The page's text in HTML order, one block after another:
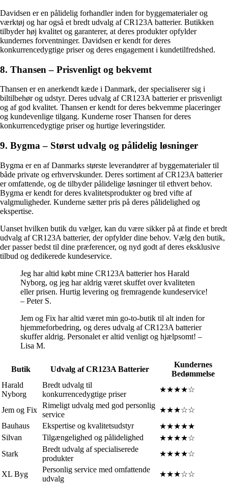
Davidsen er en pålidelig forhandler inden for byggematerialer og
værktøj og har også et bredt udvalg af CR123A batterier. Butikken
tilbyder høj kvalitet og garanterer, at deres produkter opfylder
kundernes forventninger. Davidsen er kendt for deres
konkurrencedygtige priser og deres engagement i kundetilfredshed.
8. Thansen – Prisvenligt og bekvemt
Thansen er en anerkendt kæde i Danmark, der specialiserer sig i
biltilbehør og udstyr. Deres udvalg af CR123A batterier er prisvenligt
og af god kvalitet. Thansen er kendt for deres bekvemme placeringer
og kundevenlige tilgang. Kunderne roser Thansen for deres
konkurrencedygtige priser og hurtige leveringstider.
9. Bygma – Størst udvalg og pålidelig løsninger
Bygma er en af Danmarks største leverandører af byggematerialer til
både private og erhvervskunder. Deres sortiment af CR123A batterier
er omfattende, og de tilbyder pålidelige løsninger til ethvert behov.
Bygma er kendt for deres kvalitetsprodukter og bred vifte af
valgmuligheder. Kunderne sætter pris på deres pålidelighed og
ekspertise.
Uanset hvilken butik du vælger, kan du være sikker på at finde et bredt
udvalg af CR123A batterier, der opfylder dine behov. Vælg den butik,
der passer bedst til dine præferencer, og nyd godt af deres eksklusive
tilbud og dedikerede kundeservice.
Jeg har altid købt mine CR123A batterier hos Harald
Nyborg, og jeg har aldrig været skuffet over kvaliteten
eller prisen. Hurtig levering og fremragende kundeservice!
– Peter S.
Jem og Fix har altid været min go-to-butik til alt inden for
hjemmeforbedring, og deres udvalg af CR123A batterier
skuffer aldrig. Personalet er altid venligt og hjælpsomt! –
Lisa M.
Butik Udvalg af CR123A Batterier
Kundernes
Bedømmelse
Harald
Nyborg
Bredt udvalg til
konkurrencedygtige priser
★★★★☆
Jem og Fix
Rimeligt udvalg med god personlig
service
★★★☆☆
Bauhaus
Ekspertise og kvalitetsudstyr
★★★★★
Silvan
Tilgængelighed og pålidelighed
★★★★☆
Stark
Bredt udvalg af specialiserede
produkter
★★★★☆
XL Byg
Personlig service med omfattende
udvalg
★★★☆☆